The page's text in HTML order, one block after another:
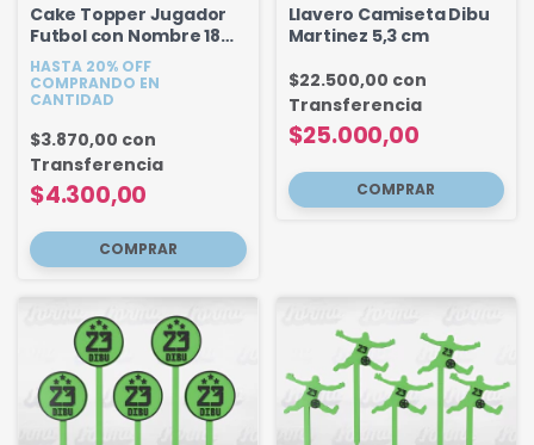
Cake Topper Jugador
Futbol con Nombre 18
cm
HASTA 20% OFF
COMPRANDO EN
CANTIDAD
$4.300,00
$3.870,00 con
Transferencia
Llavero Camiseta Dibu
Martinez 5,3 cm
$25.000,00
$22.500,00 con
Transferencia